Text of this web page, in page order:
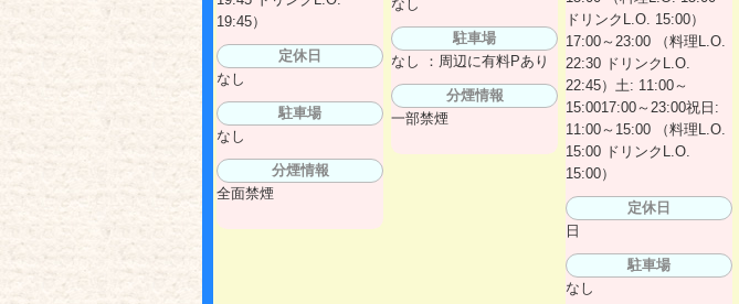
19:45）
定休日
なし
駐車場
なし
分煙情報
全面禁煙
なし
駐車場
なし ：周辺に有料Pあり
分煙情報
一部禁煙
ドリンクL.O. 15:00）
17:00～23:00 （料理L.O.
22:30 ドリンクL.O.
22:45）土: 11:00～
15:0017:00～23:00祝日:
11:00～15:00 （料理L.O.
15:00 ドリンクL.O.
15:00）
定休日
日
駐車場
なし